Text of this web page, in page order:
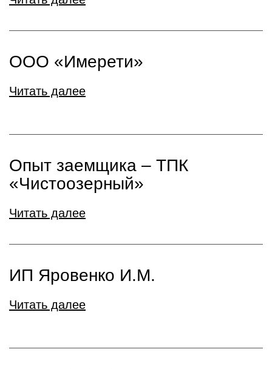
ООО «Имерети»
Читать далее
Опыт заемщика – ТПК
«Чистоозерный»
Читать далее
ИП Яровенко И.М.
Читать далее